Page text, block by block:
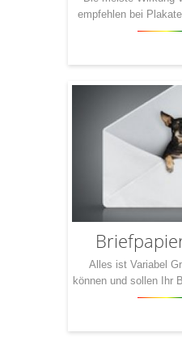
empfehlen bei
den Offsetdruck. Das
wollen – natürlich.
Flächen bedruckt
einen
Alles ist Variabel
können und sollen Ihr
wie es perfekt zu
macht doch einen